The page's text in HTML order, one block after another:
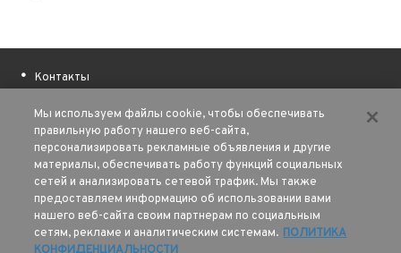
Контакты
Полезные ссылки
Наши авторы
Финансовая поддержка
Sitemap
Условия использования
Мы используем файлы cookie, чтобы обеспечивать
правильную работу нашего веб-сайта,
персонализировать рекламные объявления и другие
материалы, обеспечивать работу функций социальных
сетей и анализировать сетевой трафик. Мы также
предоставляем информацию об использовании вами
нашего веб-сайта своим партнерам по социальным
сетям, рекламе и аналитическим системам. ПОЛИТИКА